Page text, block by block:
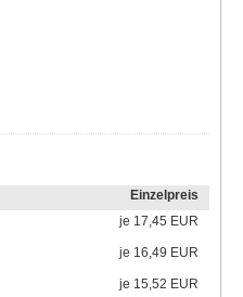
Einzelpreis
je 17,45 EUR
je 16,49 EUR
je 15,52 EUR